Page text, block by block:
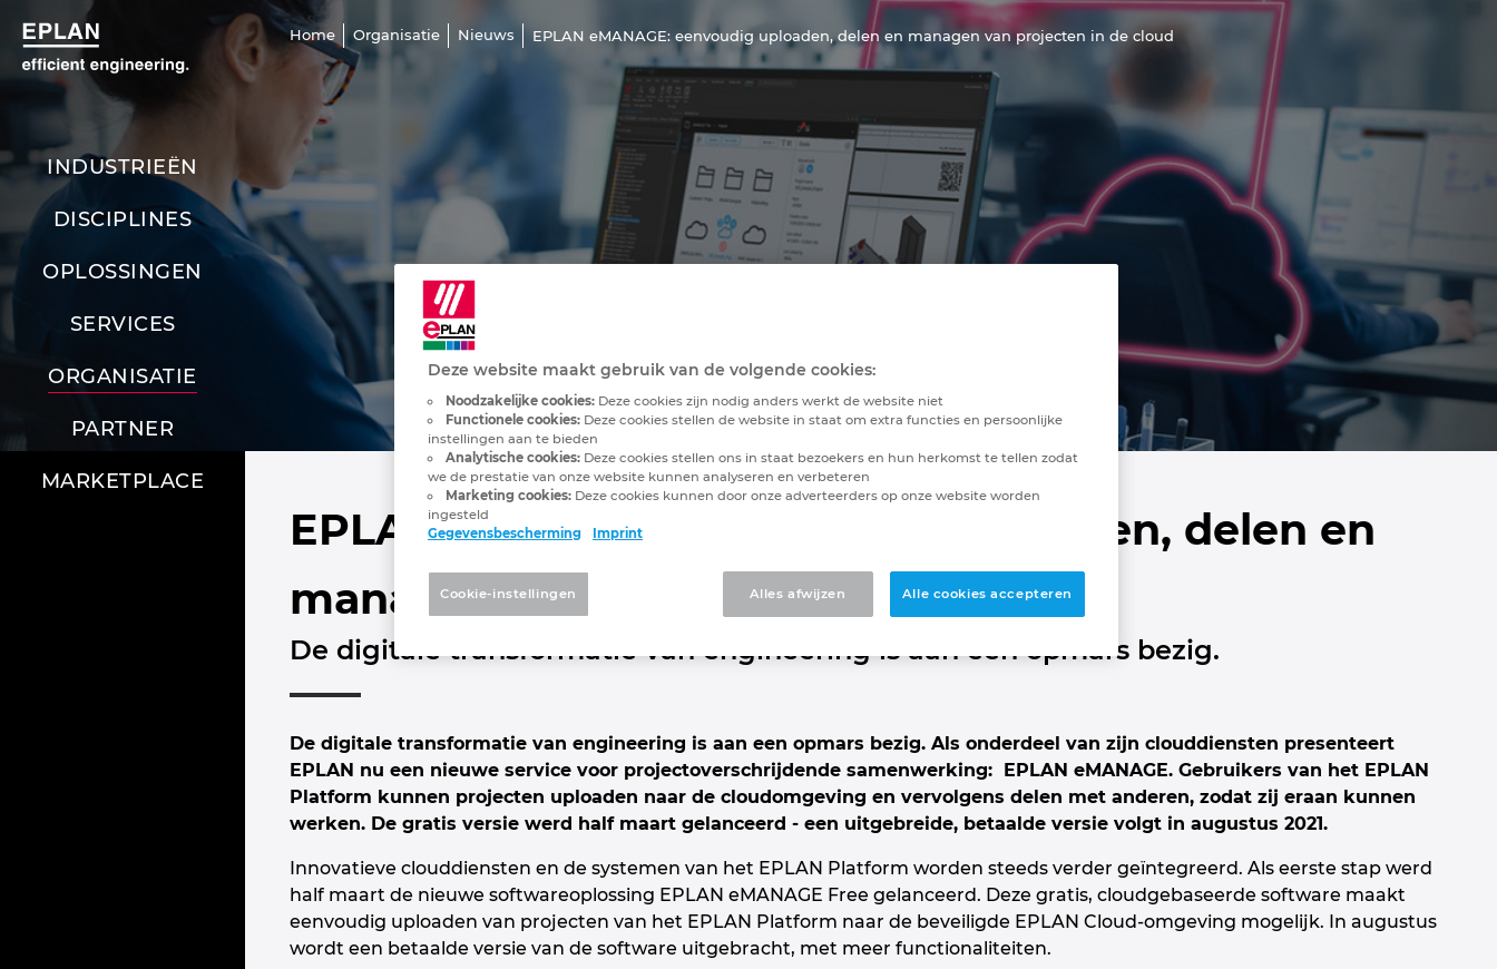
Home Organisatie Nieuws EPLAN eMANAGE: eenvoudig uploaden, delen en managen van projecten in de cloud
INDUSTRIEËN
DISCIPLINES
OPLOSSINGEN
SERVICES
ORGANISATIE
PARTNER
MARKETPLACE
EPLAN eMANAGE: eenvoudig uploaden, delen en
managen van projecten in de cloud
De digitale transformatie van engineering is aan een opmars bezig.
De digitale transformatie van engineering is aan een opmars bezig. Als onderdeel van zijn clouddiensten presenteert
EPLAN nu een nieuwe service voor projectoverschrijdende samenwerking: EPLAN eMANAGE. Gebruikers van het EPLAN
Platform kunnen projecten uploaden naar de cloudomgeving en vervolgens delen met anderen, zodat zij eraan kunnen
werken. De gratis versie werd half maart gelanceerd - een uitgebreide, betaalde versie volgt in augustus 2021.
Innovatieve clouddiensten en de systemen van het EPLAN Platform worden steeds verder geïntegreerd. Als eerste stap werd
half maart de nieuwe softwareoplossing EPLAN eMANAGE Free gelanceerd. Deze gratis, cloudgebaseerde software maakt
eenvoudig uploaden van projecten van het EPLAN Platform naar de beveiligde EPLAN Cloud-omgeving mogelijk. In augustus
wordt een betaalde versie van de software uitgebracht, met meer functionaliteiten.
Deze website maakt gebruik van de volgende cookies:
Noodzakelijke cookies: Deze cookies zijn nodig anders werkt de website niet
Functionele cookies: Deze cookies stellen de website in staat om extra functies en persoonlijke
instellingen aan te bieden
Analytische cookies: Deze cookies stellen ons in staat bezoekers en hun herkomst te tellen zodat
we de prestatie van onze website kunnen analyseren en verbeteren
Marketing cookies: Deze cookies kunnen door onze adverteerders op onze website worden
ingesteld
Gegevensbescherming
Imprint
Alles afwijzen Alle cookies accepteren
Cookie-instellingen